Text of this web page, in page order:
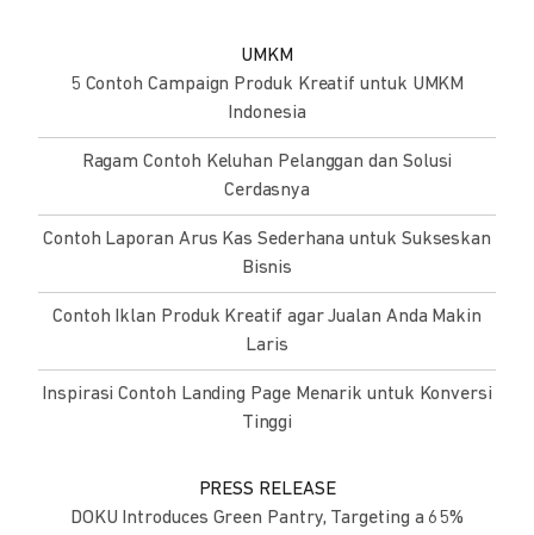
UMKM
5 Contoh Campaign Produk Kreatif untuk UMKM
Indonesia
Ragam Contoh Keluhan Pelanggan dan Solusi
Cerdasnya
Contoh Laporan Arus Kas Sederhana untuk Sukseskan
Bisnis
Contoh Iklan Produk Kreatif agar Jualan Anda Makin
Laris
Inspirasi Contoh Landing Page Menarik untuk Konversi
Tinggi
PRESS RELEASE
DOKU Introduces Green Pantry, Targeting a 65%